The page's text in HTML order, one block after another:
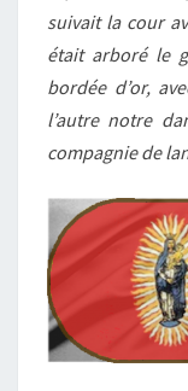
suivait la cour
était arboré le
bordée d’or,
l’autre notre
compagnie de